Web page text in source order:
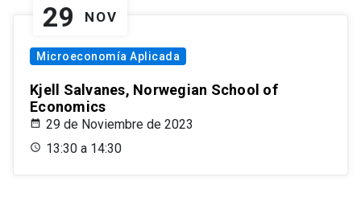
29 NOV
Microeconomía Aplicada
Kjell Salvanes, Norwegian School of
Economics
29 de Noviembre de 2023
13:30 a 14:30